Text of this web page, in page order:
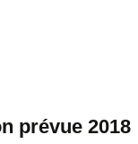
prévue 2018